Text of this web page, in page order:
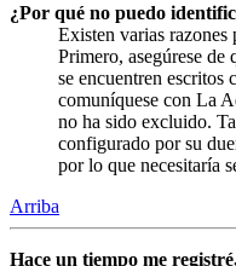
¿Por qué no puedo
Existen varias razones
Primero, asegúrese de
se encuentren escritos
comuníquese con La
no ha sido excluido.
configurado por su
por lo que necesitaría
Arriba
Hace un tiempo me